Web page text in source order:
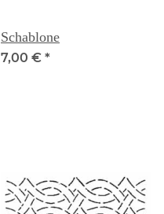
Schablone
7,00 € *